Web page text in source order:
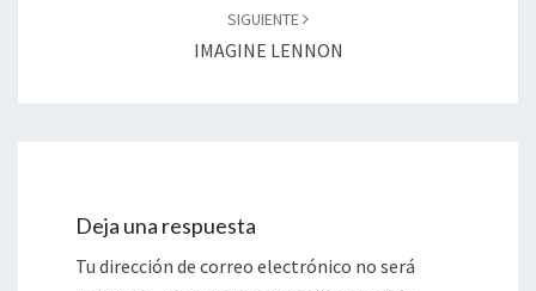
SIGUIENTE
IMAGINE LENNON
Deja una respuesta
Tu dirección de correo electrónico no será